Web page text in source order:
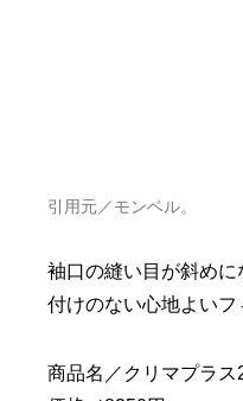
引用元／モンベル。
袖口の縫い目が斜め
付けのない心地よいフ
商品名／クリマプラ